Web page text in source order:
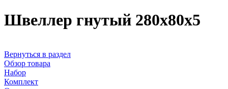
Швеллер гнутый 280х80х5
Вернуться в раздел
Обзор товара
Набор
Комплект